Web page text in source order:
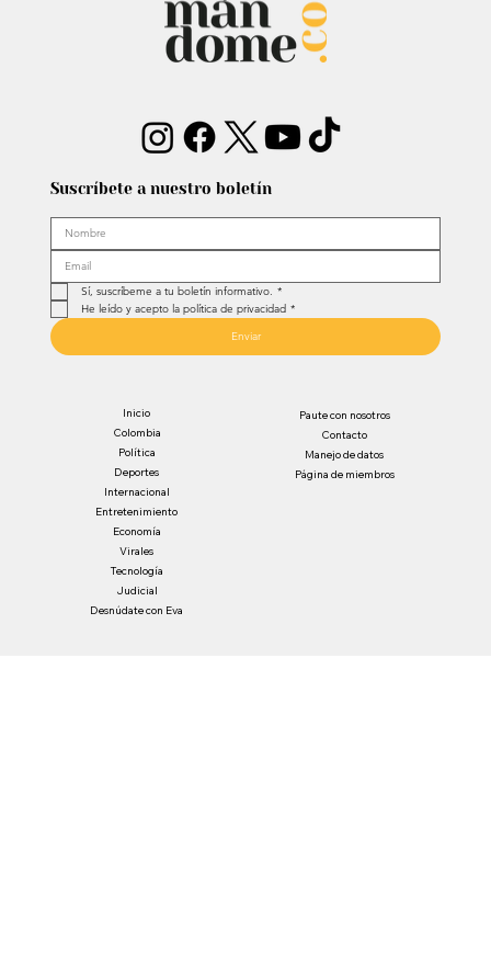
Suscríbete a nuestro boletín
Sí, suscríbeme a tu boletín informativo. *
He leído y acepto la política de privacidad *
Enviar
Inicio
Colombia
Política
Deportes
Internacional
Entretenimiento
Economía
Virales
Tecnología
Judicial
Desnúdate con Eva
Paute con nosotros
Contacto
Manejo de datos
Página de miembros